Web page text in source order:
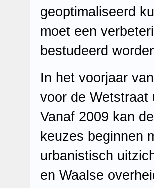
geoptimaliseerd
moet een
bestudeerd
In het voorjaar
voor de Wetstraat
Vanaf 2009 kan
keuzes beginnen
urbanistisch
en Waalse